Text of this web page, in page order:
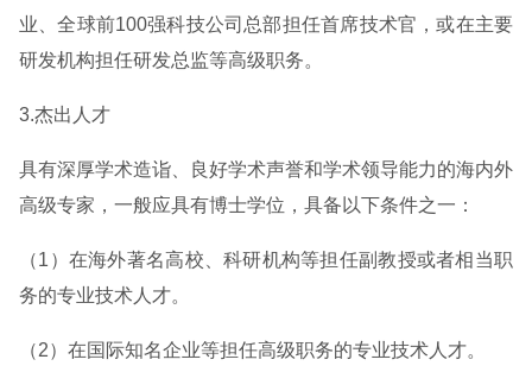
业、全球前100强科技公司总部担任首席技术官，或在主要
研发机构担任研发总监等高级职务。
3.杰出人才
具有深厚学术造诣、良好学术声誉和学术领导能力的海内外
高级专家，一般应具有博士学位，具备以下条件之一：
（1）在海外著名高校、科研机构等担任副教授或者相当职
务的专业技术人才。
（2）在国际知名企业等担任高级职务的专业技术人才。